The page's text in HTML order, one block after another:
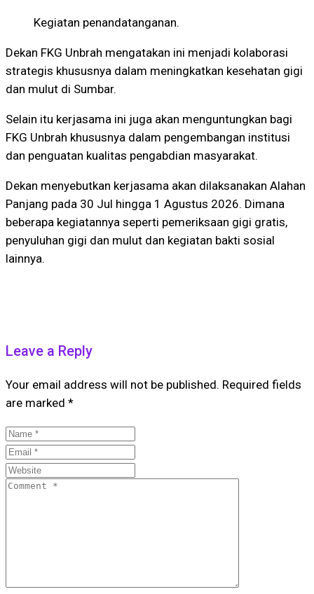
Kegiatan penandatanganan.
Dekan FKG Unbrah mengatakan ini menjadi kolaborasi
strategis khususnya dalam meningkatkan kesehatan gigi
dan mulut di Sumbar.
Selain itu kerjasama ini juga akan menguntungkan bagi
FKG Unbrah khususnya dalam pengembangan institusi
dan penguatan kualitas pengabdian masyarakat.
Dekan menyebutkan kerjasama akan dilaksanakan Alahan
Panjang pada 30 Jul hingga 1 Agustus 2026. Dimana
beberapa kegiatannya seperti pemeriksaan gigi gratis,
penyuluhan gigi dan mulut dan kegiatan bakti sosial
lainnya.
Leave a Reply
Your email address will not be published. Required fields
are marked *